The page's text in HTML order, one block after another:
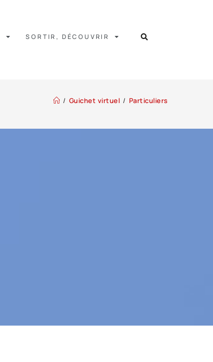
SORTIR, DÉCOUVRIR
/ Guichet virtuel / Particuliers